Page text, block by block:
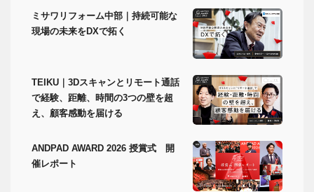
ミサワリフォーム中部｜持続可能な
現場の未来をDXで拓く
TEIKU｜3Dスキャンとリモート通話
で経験、距離、時間の3つの壁を超
え、顧客感動を届ける
ANDPAD AWARD 2026 授賞式 開
催レポート